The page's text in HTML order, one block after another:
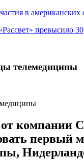
в американских
превысило 30
телемедицины
компании
первый